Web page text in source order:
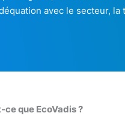
avec le secteur, la
ce que EcoVadis ?